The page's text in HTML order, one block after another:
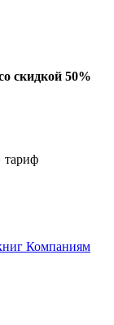
скидкой 50%
тариф
Компаниям